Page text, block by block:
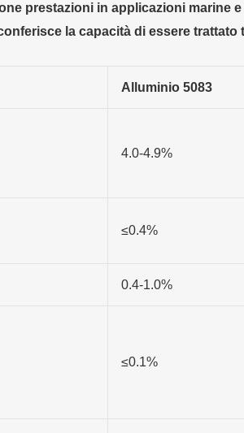
prestazioni in applicazioni marine
la capacità di essere
Alluminio 5083
4.0-4.9%
≤0.4%
0.4-1.0%
≤0.1%